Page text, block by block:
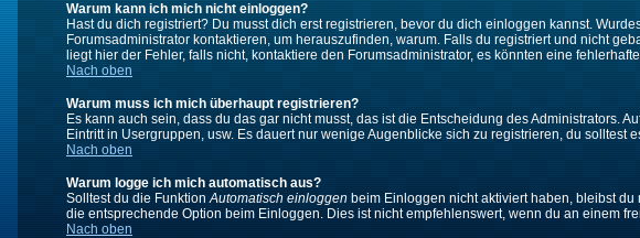
Warum kann ich mich nicht einloggen?
Hast du dich registriert? Du musst dich erst registrieren, bevor du dich einloggen kannst.
Forumsadministrator kontaktieren, um herauszufinden, warum. Falls du registriert und nicht
liegt hier der Fehler, falls nicht, kontaktiere den Forumsadministrator, es könnten eine
Nach oben
Warum muss ich mich überhaupt registrieren?
Es kann auch sein, dass du das gar nicht musst, das ist die Entscheidung des Administrators.
Eintritt in Usergruppen, usw. Es dauert nur wenige Augenblicke sich zu registrieren, du solltest
Nach oben
Warum logge ich mich automatisch aus?
Solltest du die FunktionAutomatisch einloggen beim Einloggen nicht aktiviert haben, bleibst
die entsprechende Option beim Einloggen. Dies ist nicht empfehlenswert, wenn du an einem
Nach oben